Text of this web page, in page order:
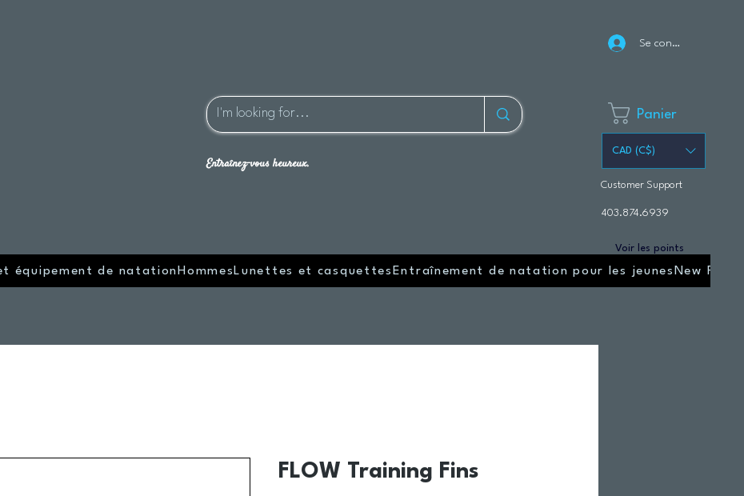
Se connecter
Entraînez-vous heureux.
Panier
CAD (C$)
Customer Support
403.874.6939
Voir les points
équipement de natation Hommes Lunettes et casquettes Entraînement de natation pour les jeunes New Page
FLOW Training Fins